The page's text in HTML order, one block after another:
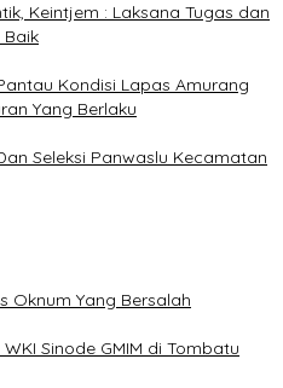
Keintjem : Laksana Tugas dan
Kondisi Lapas Amurang
Yang Berlaku
Seleksi Panwaslu Kecamatan
Oknum Yang Bersalah
Sinode GMIM di Tombatu